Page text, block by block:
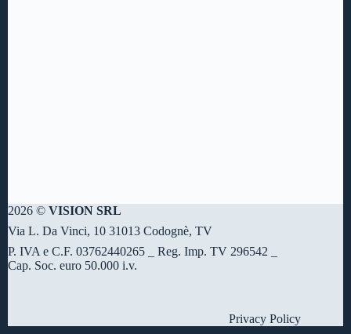
2026 © VISION SRL
Via L. Da Vinci, 10 31013 Codognè, TV
P. IVA e C.F. 03762440265 _ Reg. Imp. TV 296542 _
Cap. Soc. euro 50.000 i.v.
Privacy Policy